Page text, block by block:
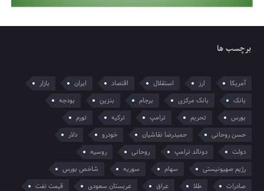
برچسب ها
آمریکا ارز استقلال اقتصاد ایران
بازار
بانک
بانک مرکزی برجام بنزین
بودجه
بورس
تحریم ترامپ ترکیه
تورم
حسن روحانی
حمیدرضا نقاشیان خودرو
دلار
دولت
دونالد ترامپ روحانی
روسیه
رژیم صهیونیستی
سهام سوریه
شاخص بورس
صادرات
طلا عراق عربستان سعودی قیمت نفت